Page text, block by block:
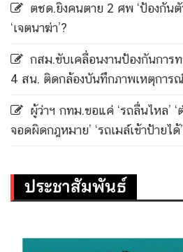
ตชด.ยิงคนตาย 2 ศพ ‘ป้องกัน
‘เจตนาฆ่า’?
กสม.ขับเคลื่อนงานป้องกันการ
4 สน. ติดกล้องบันทึกภาพเหตุการณ์
ผู้ว่าฯ กทม.ขอแค่ ‘รถลื่นไหล’ ‘
จอดผิดกฎหมาย’ ‘รถเมล์เข้าป้ายได้
ประชาสัมพันธ์